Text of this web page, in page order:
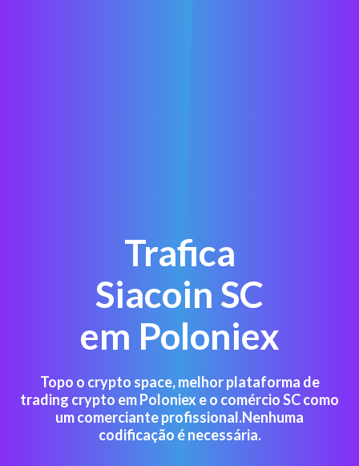
Trafica
Siacoin SC
em Poloniex
Topo o crypto space, melhor plataforma de
trading crypto em Poloniex e o comércio SC como
um comerciante profissional.Nenhuma
codificação é necessária.